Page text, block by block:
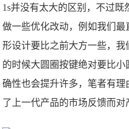
1s并没有太大的区别，不过
做一些优化改动，例如我们
形设计要比之前大方一些，
的时候大圆圈按键绝对要比
确性也会提升许多，笔者有
了上一代产品的市场反馈而对